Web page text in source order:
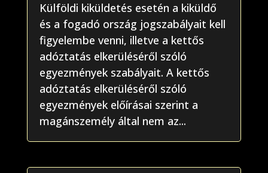
Külföldi kiküldetés esetén a kiküldő
és a fogadó ország jogszabályait kell
figyelembe venni, illetve a kettős
adóztatás elkerüléséről szóló
egyezmények szabályait. A kettős
adóztatás elkerüléséről szóló
egyezmények előírásai szerint a
magánszemély által nem az...